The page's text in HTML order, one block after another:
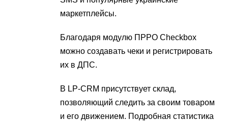
маркетплейсы.
Благодаря модулю ПРРО Checkbox
можно создавать чеки и регистрировать
их в ДПС.
В LP-CRM присутствует склад,
позволяющий следить за своим товаром
и его движением. Подробная статистика